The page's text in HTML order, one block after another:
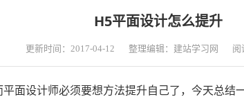
H5平面设计怎么提升
更新时间：2017-04-12 整理编辑：建站学习网 阅
设计师必须要想方法提升自己了，今天总结一